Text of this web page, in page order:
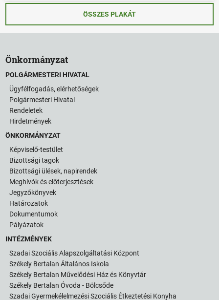
ÖSSZES PLAKÁT
Önkormányzat
POLGÁRMESTERI HIVATAL
Ügyfélfogadás, elérhetőségek
Polgármesteri Hivatal
Rendeletek
Hirdetmények
ÖNKORMÁNYZAT
Képviselő-testület
Bizottsági tagok
Bizottsági ülések, napirendek
Meghívók és előterjesztések
Jegyzőkönyvek
Határozatok
Dokumentumok
Pályázatok
INTÉZMÉNYEK
Szadai Szociális Alapszolgáltatási Központ
Székely Bertalan Általános Iskola
Székely Bertalan Művelődési Ház és Könyvtár
Székely Bertalan Óvoda - Bölcsőde
Szadai Gyermekélelmezési Szociális Étkeztetési Konyha